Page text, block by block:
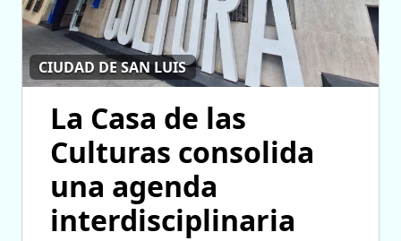
CIUDAD DE SAN LUIS
La Casa de las
Culturas consolida
una agenda
interdisciplinaria